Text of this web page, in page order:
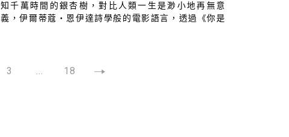
知千萬時間的銀杏樹，對比人類一生是渺小地再無意
義，伊爾蒂蔻・恩伊達詩學般的電影語言，透過《你是
3 ... 18